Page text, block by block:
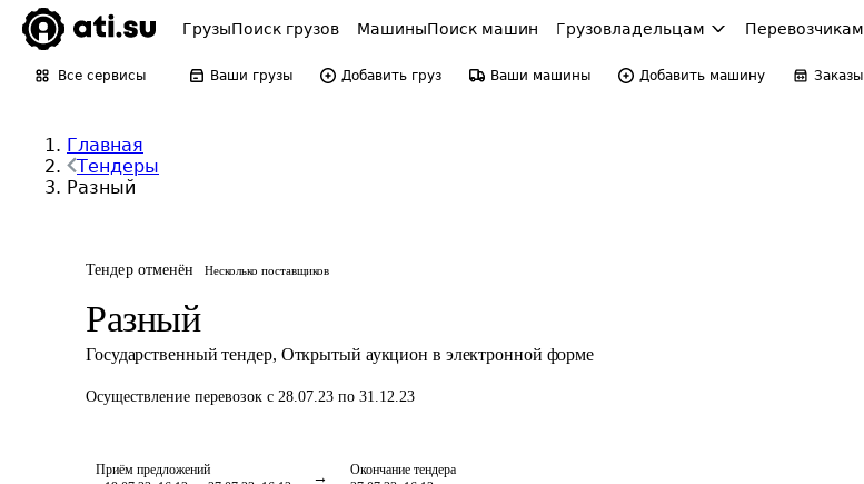
ГрузыПоиск грузов МашиныПоиск машин Грузовладельцам Перевозчикам
Все сервисы Ваши грузы Добавить груз Ваши машины Добавить машину Заказы
Главная
Тендеры
Разный
Тендер отменён Несколько поставщиков
Разный
Государственный тендер, Открытый аукцион в электронной форме
Осуществление перевозок с 28.07.23 по 31.12.23
Приём предложений
Окончание тендера